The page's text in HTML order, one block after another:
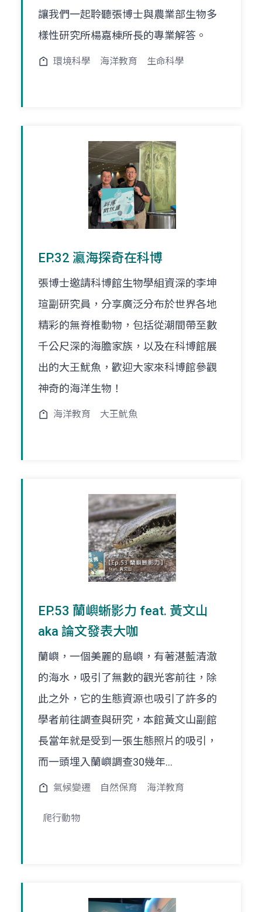
讓我們一起聆聽張博士與農業部生物多
樣性研究所楊嘉棟所長的專業解答。
環境科學 海洋教育 生命科學
EP.32 瀛海探奇在科博
張博士邀請科博館生物學組資深的李坤
瑄副研究員，分享廣泛分布於世界各地
精彩的無脊椎動物，包括從潮間帶至數
千公尺深的海膽家族，以及在科博館展
出的大王魷魚，歡迎大家來科博館參觀
神奇的海洋生物！
海洋教育 大王魷魚
EP.53 蘭嶼蜥影力 feat. 黃文山
aka 論文發表大咖
蘭嶼，一個美麗的島嶼，有著湛藍清澈
的海水，吸引了無數的觀光客前往，除
此之外，它的生態資源也吸引了許多的
學者前往調查與研究，本館黃文山副館
長當年就是受到一張生態照片的吸引，
而一頭埋入蘭嶼調查30幾年...
氣候變遷 自然保育 海洋教育
爬行動物